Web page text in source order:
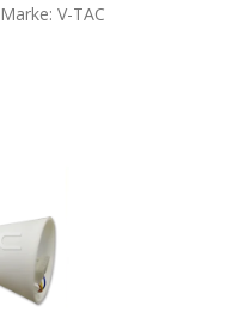
Marke: V-TAC